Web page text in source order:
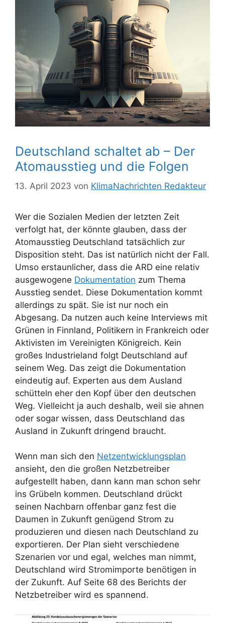
Deutschland schaltet ab – Der
Atomausstieg und die Folgen
13. April 2023 von KlimaNachrichten Redakteur
Wer die Sozialen Medien der letzten Zeit
verfolgt hat, der könnte glauben, dass der
Atomausstieg Deutschland tatsächlich zur
Disposition steht. Das ist natürlich nicht der Fall.
Umso erstaunlicher, dass die ARD eine relativ
ausgewogene Dokumentation zum Thema
Ausstieg sendet. Diese Dokumentation kommt
allerdings zu spät. Sie ist nur noch ein
Abgesang. Da nutzen auch keine Interviews mit
Grünen in Finnland, Politikern in Frankreich oder
Aktivisten im Vereinigten Königreich. Kein
großes Industrieland folgt Deutschland auf
seinem Weg. Das zeigt die Dokumentation
eindeutig auf. Experten aus dem Ausland
schütteln eher den Kopf über den deutschen
Weg. Vielleicht ja auch deshalb, weil sie ahnen
oder sogar wissen, dass Deutschland das
Ausland in Zukunft dringend braucht.
Wenn man sich den Netzentwicklungsplan
ansieht, den die großen Netzbetreiber
aufgestellt haben, dann kann man schon sehr
ins Grübeln kommen. Deutschland drückt
seinen Nachbarn offenbar ganz fest die
Daumen in Zukunft genügend Strom zu
produzieren und diesen nach Deutschland zu
exportieren. Der Plan sieht verschiedene
Szenarien vor und egal, welches man nimmt,
Deutschland wird Stromimporte benötigen in
der Zukunft. Auf Seite 68 des Berichts der
Netzbetreiber wird es spannend.